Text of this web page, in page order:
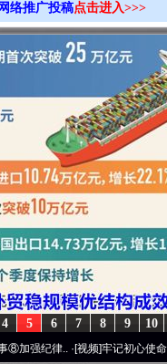
网络推广投稿点击进入>>>
10
9
8
7
6
5
4
律..·[视频]牢记初心使命 奋进复